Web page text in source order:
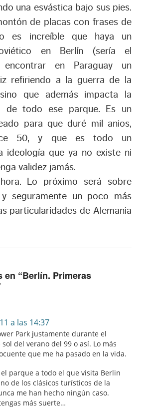
una esvástica bajo sus pies.
de placas con frases de
es increíble que haya un
en Berlín (sería el
encontrar en Paraguay un
refiriendo a la guerra de la
que además impacta la
de todo ese parque. Es un
para que duré mil anios,
50, y que es todo un
ideología que ya no existe ni
validez jamás.
Lo próximo será sobre
y seguramente un poco más
particularidades de Alemania
en “Berlín. Primeras
a las 14:37
Park justamente durante el
del verano del 99 o así. Lo más
que me ha pasado en la vida.
parque a todo el que visita Berlin
de los clásicos turísticos de la
me han hecho ningún caso.
más suerte…